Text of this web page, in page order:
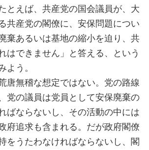
とえば、共産党の国会議員が、大
共産党の閣僚に、安保問題につい
棄あるいは基地の縮小を迫り、共
はできません」と答える、という
よう。
唐無稽な想定ではない。党の路線
党の議員は党員として安保廃棄の
ばならないし、その活動の中には
府追求も含まれる。だが政府閣僚
をうたわなければならないし、閣